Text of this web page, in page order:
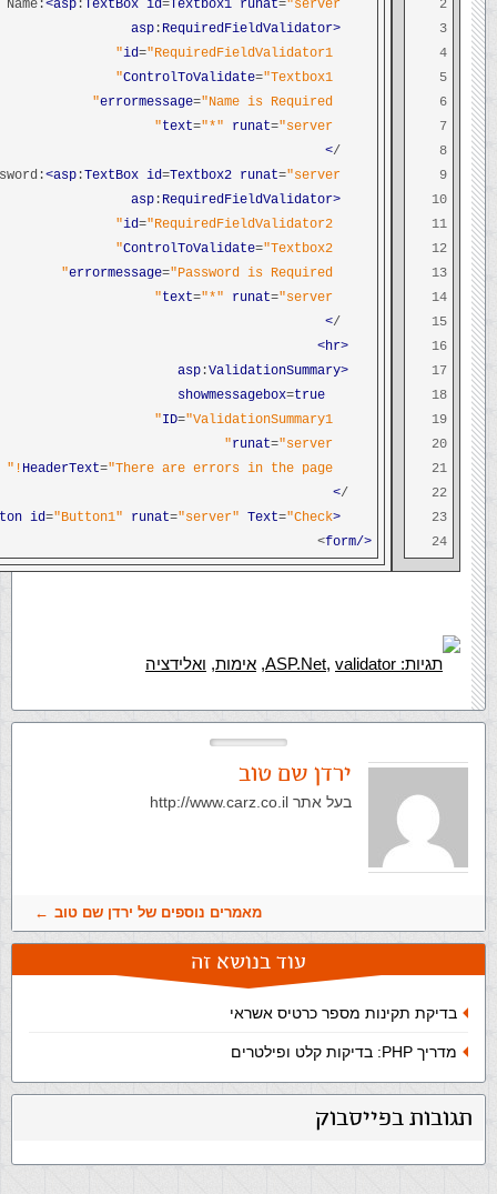
2
3
4
5
6
7
8
9
10
11
12
13
14
15
16
17
18
19
20
21
22
23
24
<asp :TextBox id=Textbox1 runat="server"
<asp
: RequiredFieldValidator
id="RequiredFieldValidator1"
ControlToValidate="Textbox1"
errormessage="Name is Required"
text="*" runat="server"
/
>
<asp :TextBox id=Textbox2 runat="server"
<asp
: RequiredFieldValidator
id="RequiredFieldValidator2"
ControlToValidate="Textbox2"
errormessage="Password is Required"
text="*" runat="server"
/
>
<hr>
<asp
:ValidationSummary
showmessagebox=true
ID="ValidationSummary1"
runat="server"
HeaderText="There are errors in the page!"
/
>
<asp
id="Button1" runat="server" Text="Check"
</form
>
תגיות: ASP.Net, validator
, אימות, ואלידציה
ירדן שם טוב
בעל אתר http://www.carz.co.il
מאמרים נוספים של ירדן שם טוב
עוד בנושא זה
בדיקת תקינות מספר כרטיס אשראי
מדריך PHP: בדיקות קלט ופילטרים
תגובות בפייסבוק